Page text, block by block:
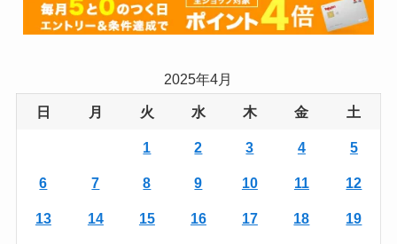
2025年4月
日 月 火 水 木 金 土
1 2 3 4 5
6 7 8 9 10 11 12
13 14 15 16 17 18 19